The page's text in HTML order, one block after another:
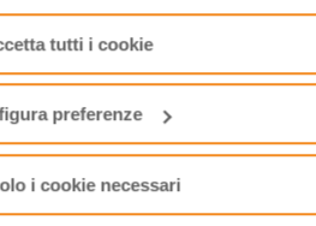
al corretto funzionamento del
tutti i cookie
preferenze
i cookie necessari
8 agosto a”La Terrazza della
Malpezzi, Di Domenico,
Barolo, Notaro, Jay Lillo e i
PER IL GRAN FINALE
A CERVIA. SABATO 15